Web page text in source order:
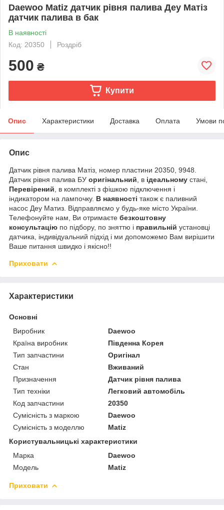
Daewoo Matiz датчик рівня палива Деу Матіз
датчик палива в бак
В наявності
Код: 20350
Роздріб
500 ₴
Купити
Опис Характеристики Доставка Оплата Умови
Опис
Датчик рівня палива Матіз, номер пластини 20350, 9948.
Датчик рівня палива БУ оригінальний , в ідеальному стані,
Перевірений , в комплекті з фішкою підключення і
індикатором на лампочку. В наявності також є паливний
насос Деу Матиз. Відправляємо у будь-яке місто України.
Телефонуйте нам, Ви отримаєте безкоштовну
консультацію по підбору, по зняттю і правильній установці
датчика, індивідуальний підхід і ми допоможемо Вам вирішити
Ваше питання швидко і якісно!!
Приховати
Характеристики
Основні
Виробник
Daewoo
Країна виробник
Південна Корея
Тип запчастини
Оригінал
Стан
Вживаний
Призначення
Датчик рівня палива
Тип техніки
Легковий автомобіль
Код запчастини
20350
Сумісність з маркою
Daewoo
Сумісність з моделлю
Matiz
Користувальницькі характеристики
Марка
Daewoo
Модель
Matiz
Приховати